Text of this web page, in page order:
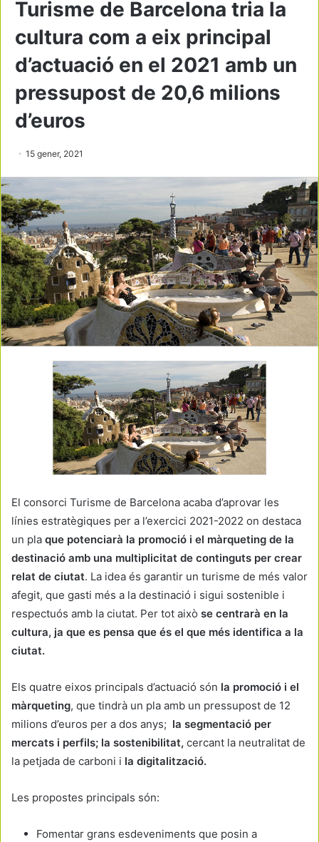
Turisme de Barcelona tria la
cultura com a eix principal
d’actuació en el 2021 amb un
pressupost de 20,6 milions
d’euros
15 gener, 2021
El consorci Turisme de Barcelona acaba d’aprovar les
línies estratègiques per a l’exercici 2021-2022 on destaca
un pla que potenciarà la promoció i el màrqueting de la
destinació amb una multiplicitat de continguts per crear
relat de ciutat. La idea és garantir un turisme de més valor
afegit, que gasti més a la destinació i sigui sostenible i
respectuós amb la ciutat. Per tot això se centrarà en la
cultura, ja que es pensa que és el que més identifica a la
ciutat.
Els quatre eixos principals d’actuació són la promoció i el
màrqueting, que tindrà un pla amb un pressupost de 12
milions d’euros per a dos anys; la segmentació per
mercats i perfils; la sostenibilitat, cercant la neutralitat de
la petjada de carboni i la digitalització.
Les propostes principals són:
Fomentar grans esdeveniments que posin a